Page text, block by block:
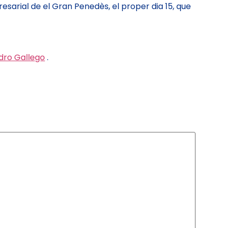
de el Gran Penedès, el proper dia 15, que
Gallego .